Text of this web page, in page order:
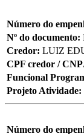
Número do
Nº do documento:
Credor: LUIZ
CPF credor /
Funcional
Projeto Atividade:
Número do